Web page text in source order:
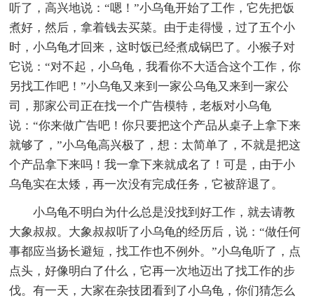
听了，高兴地说：“嗯！”小乌龟开始了工作，它先把饭
煮好，然后，拿着钱去买菜。由于走得慢，过了五个小
时，小乌龟才回来，这时饭已经煮成锅巴了。小猴子对
它说：“对不起，小乌龟，我看你不大适合这个工作，你
另找工作吧！”小乌龟又来到一家公乌龟又来到一家公
司，那家公司正在找一个广告模特，老板对小乌龟
说：“你来做广告吧！你只要把这个产品从桌子上拿下来
就够了，”小乌龟高兴极了，想：太简单了，不就是把这
个产品拿下来吗！我一拿下来就成名了！可是，由于小
乌龟实在太矮，再一次没有完成任务，它被辞退了。
小乌龟不明白为什么总是没找到好工作，就去请教
大象叔叔。大象叔叔听了小乌龟的经历后，说：“做任何
事都应当扬长避短，找工作也不例外。”小乌龟听了，点
点头，好像明白了什么，它再一次地迈出了找工作的步
伐。有一天，大家在杂技团看到了小乌龟，你们猜怎么